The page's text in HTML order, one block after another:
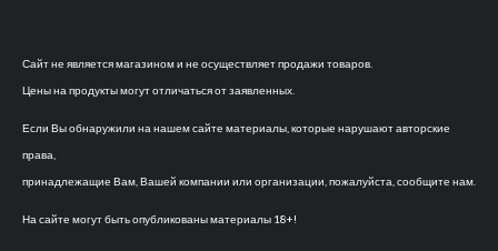
Сайт не является магазином и не осуществляет продажи товаров.
Цены на продукты могут отличаться от заявленных.
Если Вы обнаружили на нашем сайте материалы, которые нарушают авторские
права,
принадлежащие Вам, Вашей компании или организации, пожалуйста, сообщите нам.
На сайте могут быть опубликованы материалы 18+!